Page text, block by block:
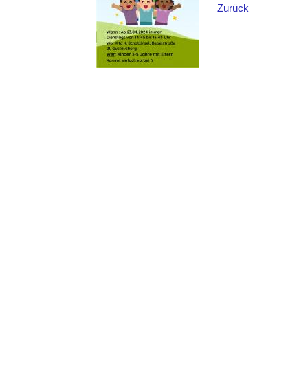
Zurück